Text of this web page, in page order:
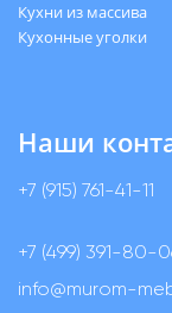
Кухни из массива
Кухонные уголки
Наши
+7 (915) 761-41-11
+7 (499) 391-80-
info@murom-